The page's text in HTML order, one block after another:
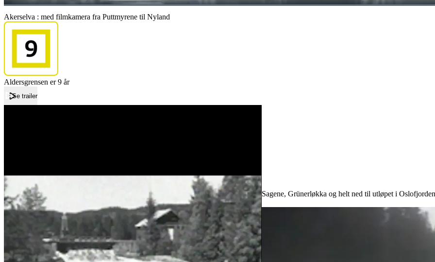
Akerselva : med filmkamera fra Puttmyrene til Nyland
Aldersgrensen er 9 år
Se trailer
Lisens:
Vi følger Akerselva fra Puttmyrene der den starter, gjennom Nordmarka, Maridalen, Sagene, Grünerløkka og helt ned til utløpet i
Publisert 01.12.2024